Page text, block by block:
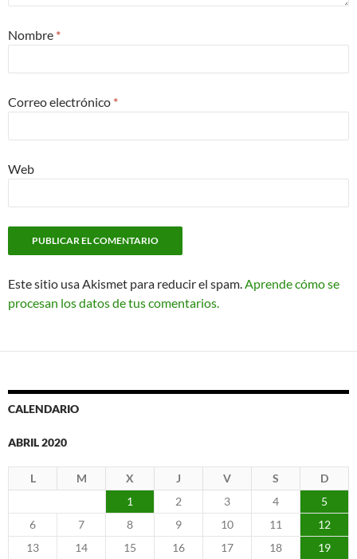
Nombre *
Correo electrónico *
Web
Este sitio usa Akismet para reducir el spam.Aprende cómo se
procesan los datos de tus comentarios.
CALENDARIO
ABRIL 2020
L M X J V S
D
1
2 3 4
5
6
7 8 9 10 11
12
13
14 15 16 17 18
19